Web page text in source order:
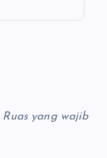
Ruas yang wajib